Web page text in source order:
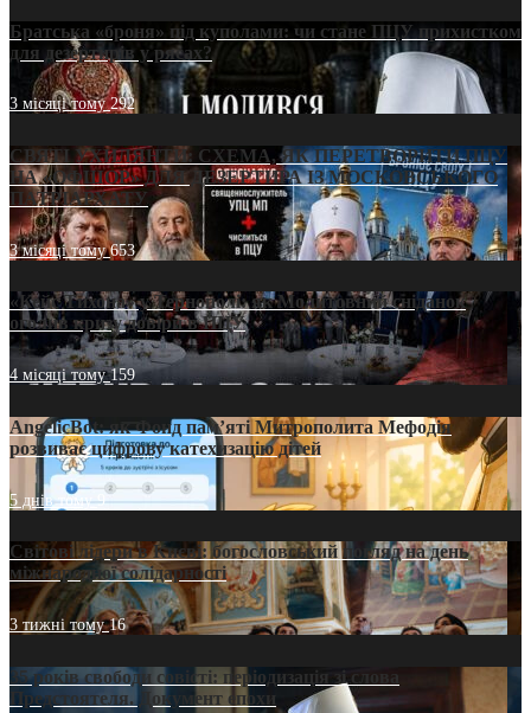
Братська «броня» під куполами: чи стане ПЦУ прихистком
для дезертирів у рясах?
3 місяці тому292
СВЯТІ УХИЛЯНТИ: СХЕМА, ЯК ПЕРЕТВОРИТИ ПЦУ
НА «ОФШОР» ДЛЯ ДЕЗЕРТИРА ІЗ МОСКОВСЬКОГО
ПАТРІАРХАТУ
3 місяці тому653
«Кейс Тихона» у Тернополі: як Молитовний сніданок
оголив кризу довіри в ПЦУ
4 місяці тому159
AngelicBot: як Фонд пам’яті Митрополита Мефодія
розвиває цифрову катехизацію дітей
5 днів тому9
Світові лідери в Києві: богословський погляд на день
міжнародної солідарності
3 тижні тому16
35 років свободи совісті: періодизація зі слова
Предстоятеля. Документ епохи